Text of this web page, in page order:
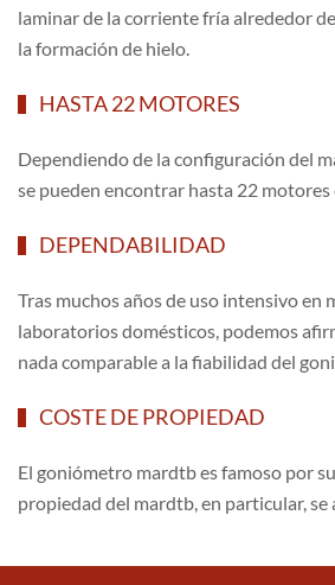
laminar de la corriente fría alrededor
la formación de hielo.
HASTA 22 MOTORES
Dependiendo de la configuración del
se pueden encontrar hasta 22
DEPENDABILIDAD
Tras muchos años de uso intensivo en
laboratorios domésticos, podemos
nada comparable a la fiabilidad del
COSTE DE PROPIEDAD
El goniómetro mardtb es famoso por
propiedad del mardtb, en particular, se